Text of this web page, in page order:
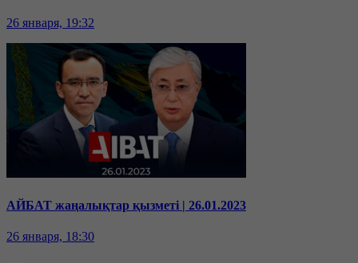
26 января, 19:32
АЙБАТ жаңалықтар қызметі | 26.01.2023
26 января, 18:30